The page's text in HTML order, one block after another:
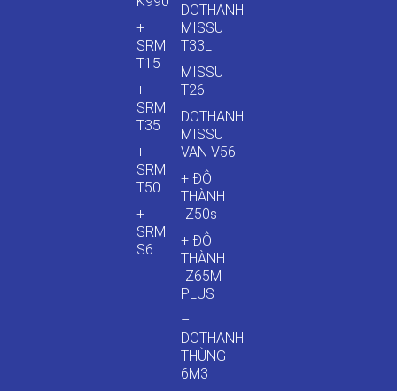
+
SRM
T15
+
SRM
T35
+
SRM
T50
+
SRM
S6
DOTHANH
MISSU
T33L
MISSU
T26
DOTHANH
MISSU
VAN V56
+ ĐÔ
THÀNH
IZ50s
+ ĐÔ
THÀNH
IZ65M
PLUS
–
DOTHANH
THÙNG
6M3